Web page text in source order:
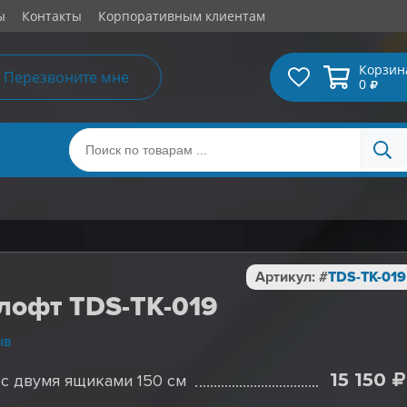
Контакты Корпоративным клиентам
Перезвоните мне
0
TDS-TK-019
Артикул: #TDS-TK-019
двумя ящиками 150 см 15 150